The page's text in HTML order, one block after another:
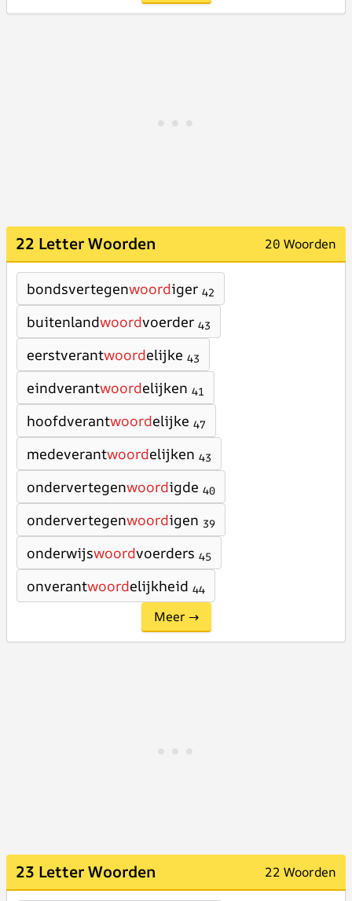
22 Letter Woorden 20 Woorden
bondsvertegenwoordiger 42
buitenlandwoordvoerder 43
eerstverantwoordelijke 43
eindverantwoordelijken 41
hoofdverantwoordelijke 47
medeverantwoordelijken 43
ondervertegenwoordigde 40
ondervertegenwoordigen 39
onderwijswoordvoerders 45
onverantwoordelijkheid 44
Meer →
23 Letter Woorden 22 Woorden